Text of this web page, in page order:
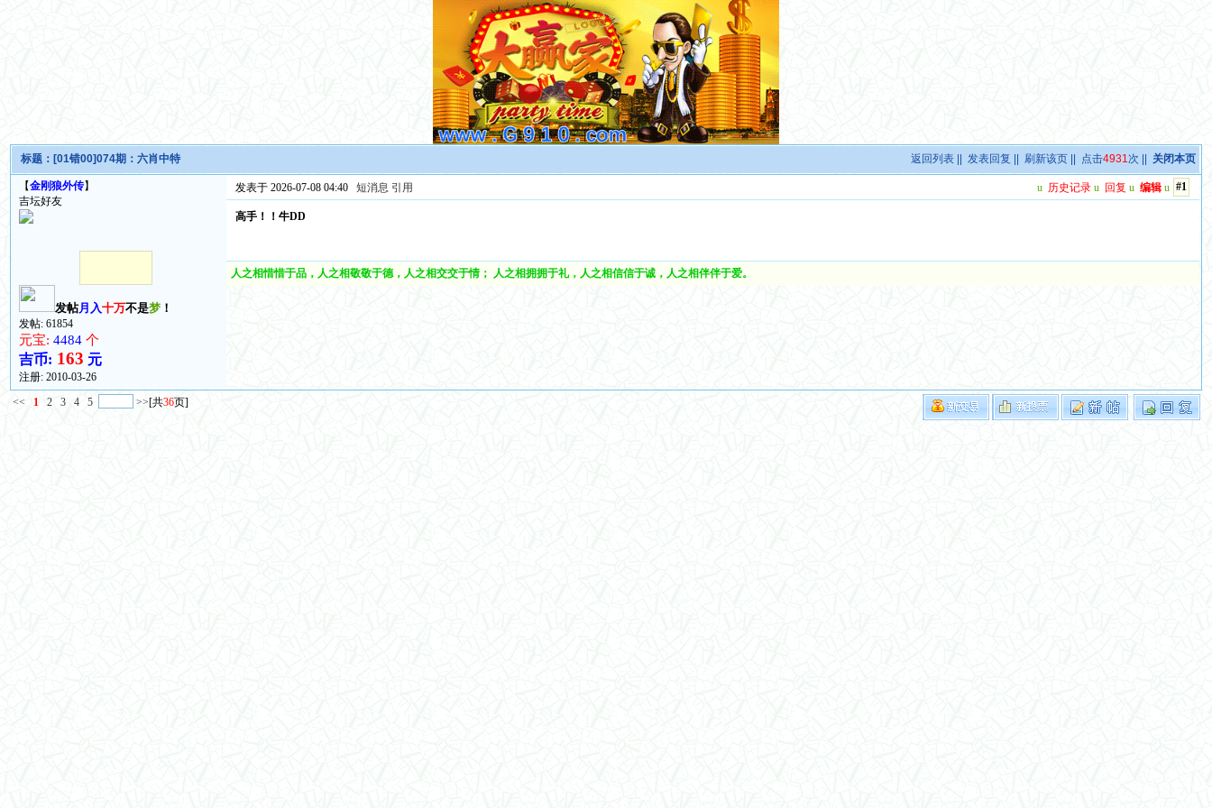
返回列表 ||发表回复 ||刷新该页 || 点击4931次 || 关闭本页
标题： [01错00]074期：六肖中特
【金刚狼外传】
吉坛好友
发帖月入十万不是梦 ！
发帖: 61854
元宝: 4484个
吉币: 163 元
注册:2010-03-26
#1
u 历史记录 u 回复 u 编辑 u
发表于 2026-07-08 04:40短消息 引用
高手！！牛DD
人之相惜惜于品，人之相敬敬于德，人之相交交于情； 人之相拥拥于礼，人之相信信于诚，人之相伴伴于爱。
<< 1 2 3 4 5 >>[共36页]